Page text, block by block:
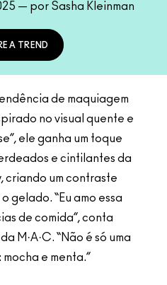
— por Sasha Kleinman
A TREND
de maquiagem
no visual quente e
ele ganha um toque
e cintilantes da
criando um contraste
gelado. “Eu amo essa
de comida”, conta
M·A·C. “Não é só uma
e menta.”